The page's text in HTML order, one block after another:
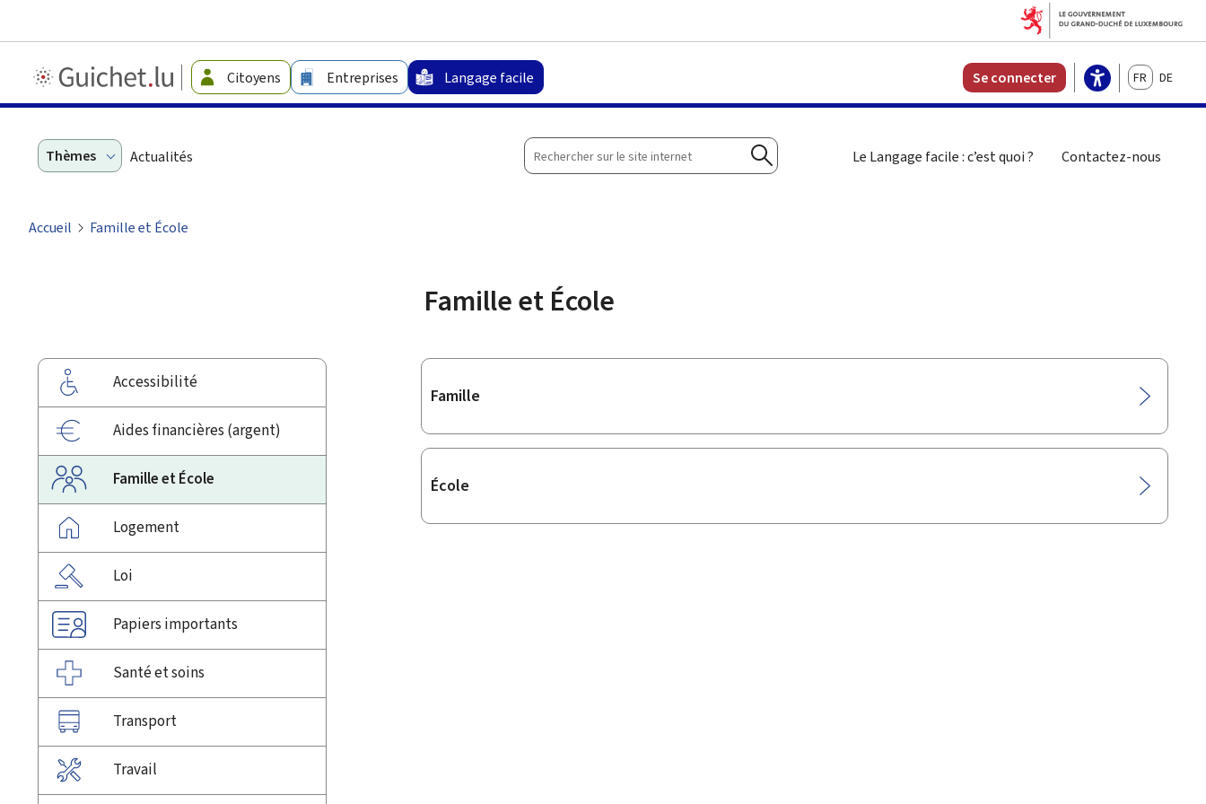
Guichet.lu
-
Citoyens Entreprises Langage facile Se connecter FrançaisDeutsch
Thèmes Actualités
Rechercher
sur
Rechercher
Le Langage facile : c’est quoi ? Contactez-nous
Accueil Famille et École
Famille et École
Accessibilité
Aides financières (argent)
Famille et École
Logement
Loi
Papiers importants
Santé et soins
Transport
Travail
Sous-
Famille
École